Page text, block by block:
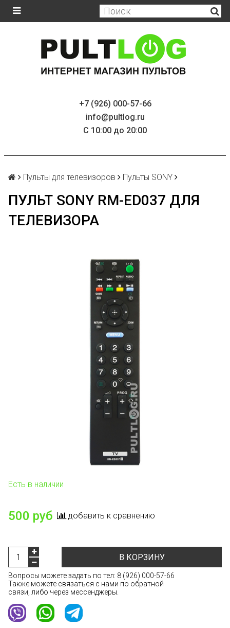
+7 (926) 000-57-66
info@pultlog.ru
С 10:00 до 20:00
Пульты для телевизоров Пульты SONY
ПУЛЬТ SONY RM-ED037 ДЛЯ
ТЕЛЕВИЗОРА
Есть в наличии
500 руб добавить к сравнению
В КОРЗИНУ
Вопросы можете задать по тел: 8 (926) 000-57-66
Также можете связаться с нами по обратной
связи, либо через мессенджеры.